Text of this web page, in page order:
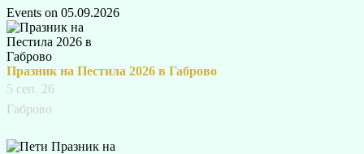
Events on 05.09.2026
Празник на Пестила 2026 в Габрово
5 сеп. 26
Габрово